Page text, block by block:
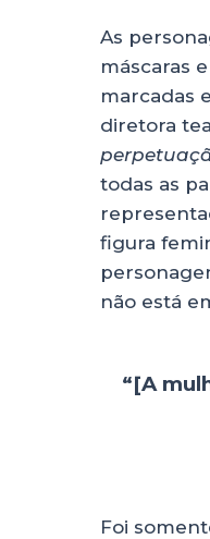
As
máscaras
marcadas
diretora
todas as
figura
não está
“[A
Foi